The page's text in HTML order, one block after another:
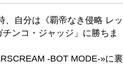
、自分は《覇帝なき侵略 レッ
ンコ・ジャッジ」に勝ちま
-BOT MODE-»に裏